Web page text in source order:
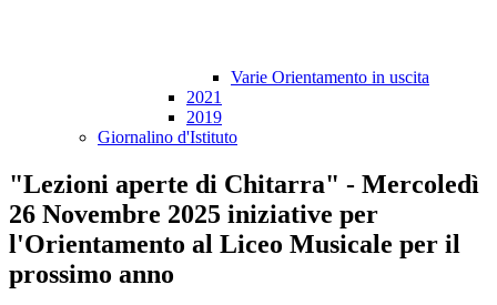
Varie Orientamento in uscita
2021
2019
Giornalino d'Istituto
"Lezioni aperte di Chitarra" - Mercoledì
26 Novembre 2025 iniziative per
l'Orientamento al Liceo Musicale per il
prossimo anno